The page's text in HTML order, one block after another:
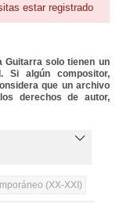
estar registrado
Guitarra solo tienen un
Si algún compositor,
que un archivo
derechos de autor,
(XX-XXI)